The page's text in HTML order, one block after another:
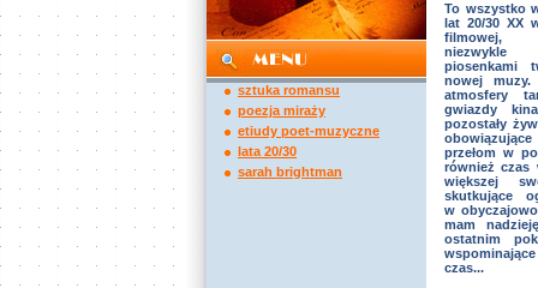
sztuka romansu
poezja miraży
etiudy poet-muzyczne
lata 20/30
sarah brightman
To wszystko
lat 20/30 XX
filmowej,
niezwykle
piosenkami
nowej muzy.
atmosfery
gwiazdy
pozostały
przełom w
również czas
większej
skutkujące
w
mam
ostatnim
czas...